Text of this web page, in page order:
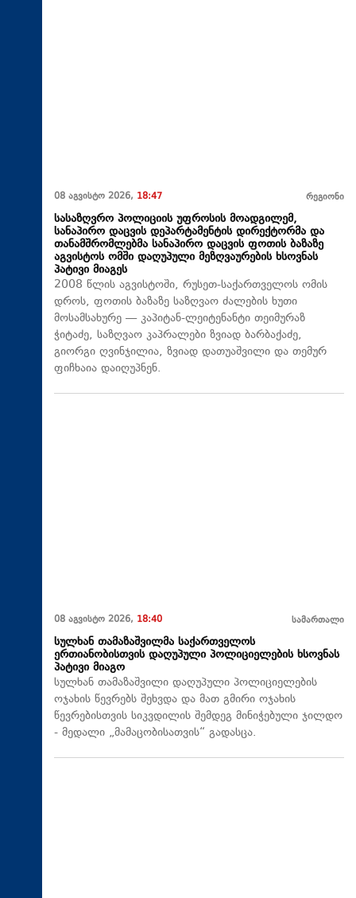
08 აგვისტო 2026, 18:47 რეგიონი
სასაზღვრო პოლიციის უფროსის მოადგილემ,
სანაპირო დაცვის დეპარტამენტის დირექტორმა და
თანამშრომლებმა სანაპირო დაცვის ფოთის ბაზაზე
აგვისტოს ომში დაღუპული მეზღვაურების ხსოვნას
პატივი მიაგეს
2008 წლის აგვისტოში, რუსეთ-საქართველოს ომის
დროს, ფოთის ბაზაზე საზღვაო ძალების ხუთი
მოსამსახურე — კაპიტან-ლეიტენანტი თეიმურაზ
ჭიტაძე, საზღვაო კაპრალები ზვიად ბარბაქაძე,
გიორგი ღვინჯილია, ზვიად დათუაშვილი და თემურ
ფიჩხაია დაიღუპნენ.
08 აგვისტო 2026, 18:40 სამართალი
სულხან თამაზაშვილმა საქართველოს
ერთიანობისთვის დაღუპული პოლიციელების ხსოვნას
პატივი მიაგო
სულხან თამაზაშვილი დაღუპული პოლიციელების
ოჯახის წევრებს შეხვდა და მათ გმირი ოჯახის
წევრებისთვის სიკვდილის შემდეგ მინიჭებული ჯილდო
- მედალი „მამაცობისათვის“ გადასცა.